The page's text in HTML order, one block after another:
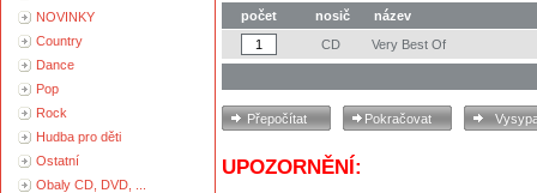
NOVINKY
Country
Dance
Pop
Rock
Hudba pro děti
Ostatní
Obaly CD, DVD, ...
počet nosič
název
CD
Very Best Of
UPOZORNĚNÍ: